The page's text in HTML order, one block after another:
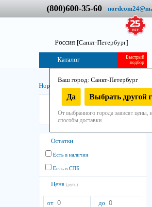
(800)600-35-60
Россия [Санкт-Петербург]
Ваш город: Санкт-Петербург
Да Выбрать другой
От выбранного города зависят цены,
способы доставки
Быстрый
подбор
Каталог
Нордком Инструмент Ручной / Прочий
ЗУБР
КОБАЛЬТ
Остатки
Есть в наличии
Есть в СПБ
Цена (руб.)
от до